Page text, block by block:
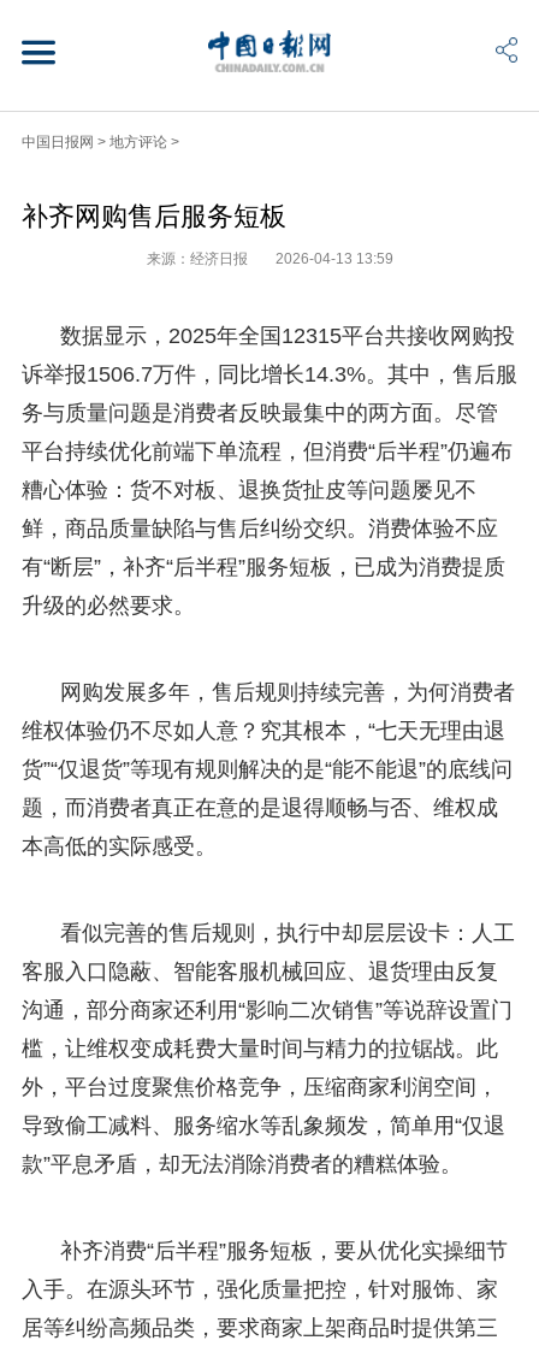
中国日报网 > 地方评论>
补齐网购售后服务短板
来源：经济日报 2026-04-13 13:59
数据显示，2025年全国12315平台共接收网购投
诉举报1506.7万件，同比增长14.3%。其中，售后服
务与质量问题是消费者反映最集中的两方面。尽管
平台持续优化前端下单流程，但消费“后半程”仍遍布
糟心体验：货不对板、退换货扯皮等问题屡见不
鲜，商品质量缺陷与售后纠纷交织。消费体验不应
有“断层”，补齐“后半程”服务短板，已成为消费提质
升级的必然要求。
网购发展多年，售后规则持续完善，为何消费者
维权体验仍不尽如人意？究其根本，“七天无理由退
货”“仅退货”等现有规则解决的是“能不能退”的底线问
题，而消费者真正在意的是退得顺畅与否、维权成
本高低的实际感受。
看似完善的售后规则，执行中却层层设卡：人工
客服入口隐蔽、智能客服机械回应、退货理由反复
沟通，部分商家还利用“影响二次销售”等说辞设置门
槛，让维权变成耗费大量时间与精力的拉锯战。此
外，平台过度聚焦价格竞争，压缩商家利润空间，
导致偷工减料、服务缩水等乱象频发，简单用“仅退
款”平息矛盾，却无法消除消费者的糟糕体验。
补齐消费“后半程”服务短板，要从优化实操细节
入手。在源头环节，强化质量把控，针对服饰、家
居等纠纷高频品类，要求商家上架商品时提供第三